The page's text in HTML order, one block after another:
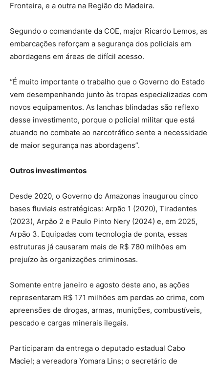
Fronteira, e a outra na Região do Madeira.
Segundo o comandante da COE, major Ricardo Lemos, as
embarcações reforçam a segurança dos policiais em
abordagens em áreas de difícil acesso.
“É muito importante o trabalho que o Governo do Estado
vem desempenhando junto às tropas especializadas com
novos equipamentos. As lanchas blindadas são reflexo
desse investimento, porque o policial militar que está
atuando no combate ao narcotráfico sente a necessidade
de maior segurança nas abordagens”.
Outros investimentos
Desde 2020, o Governo do Amazonas inaugurou cinco
bases fluviais estratégicas: Arpão 1 (2020), Tiradentes
(2023), Arpão 2 e Paulo Pinto Nery (2024) e, em 2025,
Arpão 3. Equipadas com tecnologia de ponta, essas
estruturas já causaram mais de R$ 780 milhões em
prejuízo às organizações criminosas.
Somente entre janeiro e agosto deste ano, as ações
representaram R$ 171 milhões em perdas ao crime, com
apreensões de drogas, armas, munições, combustíveis,
pescado e cargas minerais ilegais.
Participaram da entrega o deputado estadual Cabo
Maciel; a vereadora Yomara Lins; o secretário de